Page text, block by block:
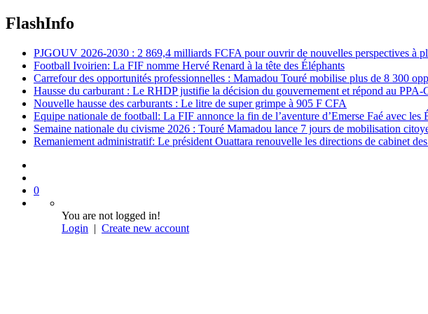
FlashInfo
PJGOUV 2026-2030 : 2 869,4 milliards FCFA pour ouvrir de nouvelles perspectives à
Football Ivoirien: La FIF nomme Hervé Renard à la tête des Éléphants
Carrefour des opportunités professionnelles : Mamadou Touré mobilise plus de 8 300
Hausse du carburant : Le RHDP justifie la décision du gouvernement et répond au PPA-
Nouvelle hausse des carburants : Le litre de super grimpe à 905 F CFA
Equipe nationale de football: La FIF annonce la fin de l’aventure d’Emerse Faé avec les
Semaine nationale du civisme 2026 : Touré Mamadou lance 7 jours de mobilisation
Remaniement administratif: Le président Ouattara renouvelle les directions de cabinet
0
You are not logged in!
Login | Create new account